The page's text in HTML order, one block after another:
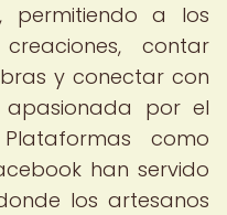
permitiendo a los
contar
y conectar con
por el
como
han servido
los artesanos